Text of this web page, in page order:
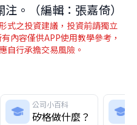
。（編輯：張嘉倚）
式之投資建議，投資前請獨立
內容僅供APP使用教學參考，
自行承擔交易風險。
公司小百科
矽格做什麼？